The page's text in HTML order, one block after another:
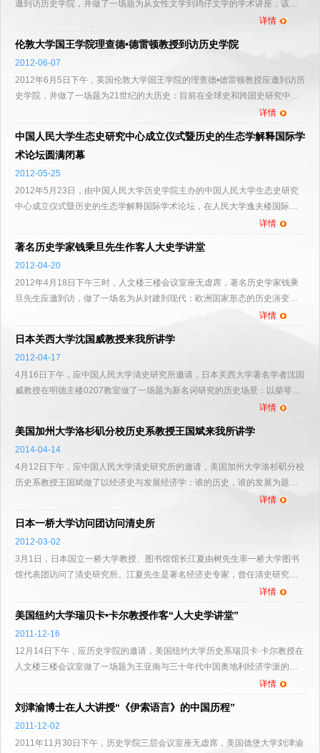
邀到访历史学院，并做了一场题为从女性文学到鸡仔文学的学术讲座，该讲
座是人大史学讲堂系列讲座的第三十五讲。讲座由历史学院许海云...
详情
伦敦大学国王学院理查德•德雷顿教授到访历史学院
2012-06-07
2012年6月5日下午，英国伦敦大学国王学院的理查德•德雷顿教授应邀到访历
史学院，并做了一场题为21世纪的大历史：目前在全球史和跨国史研究中的
详情
中国人民大学生态史研究中心成立仪式暨历史的生态学解释国际学
术论坛圆满闭幕
2012-05-25
2012年5月23日，由中国人民大学历史学院主办的中国人民大学生态史研究
中心成立仪式暨历史的生态学解释国际学术论坛，在人民大学逸夫楼国际交
详情
著名历史学家钱乘旦先生作客人大史学讲堂
2012-04-20
2012年4月18日下午三时，人文楼三楼会议室座无虚席，著名历史学家钱乘
旦先生应邀到访，做了一场名为从封建到现代：欧洲国家形态的历史演变的
精彩演讲。该讲座系人大史学讲堂系列讲座的第二十九讲，由历...详情
日本关西大学沈国威教授来我所讲学
2012-04-17
4月16日下午，应中国人民大学清史研究所邀请，日本关西大学著名学者沈国
威教授在明德主楼0207教室做了一场题为新名词研究的历史场景：以柴萼
《新名词》为例的学术报告。讲座由清史研究所所长黄兴涛教授...详情
美国加州大学洛杉矶分校历史系教授王国斌来我所讲学
2014-04-14
4月12日下午，应中国人民大学清史研究所的邀请，美国加州大学洛杉矶分校
历史系教授王国斌做了以经济史与发展经济学：谁的历史，谁的发展为题的
详情
日本一桥大学访问团访问清史所
2012-03-02
3月1日，日本国立一桥大学教授、图书馆馆长江夏由树先生率一桥大学图书
馆代表团访问了清史研究所。江夏先生是著名经济史专家，曾任清史研究所
详情
美国纽约大学瑞贝卡•卡尔教授作客“人大史学讲堂”
2011-12-16
12月14日下午，应历史学院的邀请，美国纽约大学历史系瑞贝卡·卡尔教授在
人文楼三楼会议室做了一场题为王亚南与三十年代中国奥地利经济学派的批
详情
刘津渝博士在人大讲授“《伊索语言》的中国历程”
2011-12-02
2011年11月30日下午，历史学院三层会议室座无虚席，美国德堡大学刘津渝